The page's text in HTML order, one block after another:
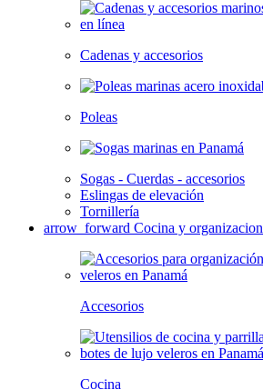
Cadenas y accesorios
Poleas
Sogas - Cuerdas - accesorios
Eslingas de elevación
Tornillería
arrow_forward Cocina y organizacion
Accesorios
Cocina